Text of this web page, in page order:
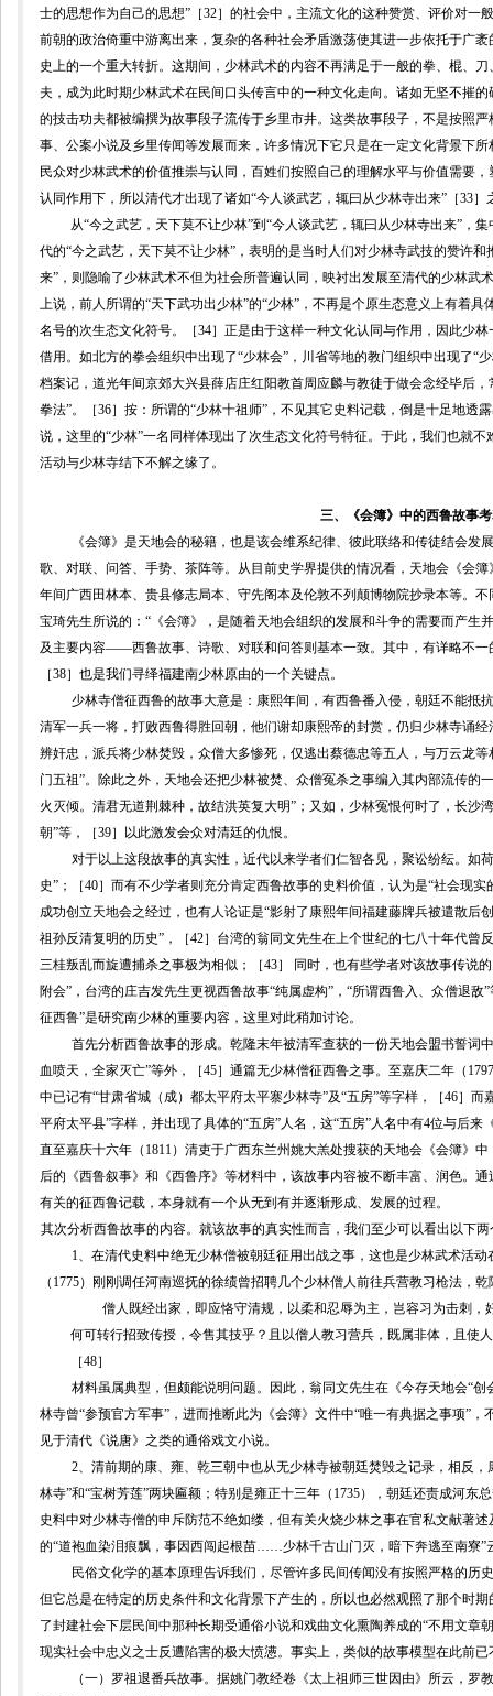
士的思想作为自己的思想”［32］的社会中，主流文化的这种赞赏、评价对一
前朝的政治倚重中游离出来，复杂的各种社会矛盾激荡使其进一步依托于广
史上的一个重大转折。这期间，少林武术的内容不再满足于一般的拳、棍、
夫，成为此时期少林武术在民间口头传言中的一种文化走向。诸如无坚不摧
的技击功夫都被编撰为故事段子流传于乡里市井。这类故事段子，不是按照
事、公案小说及乡里传闻等发展而来，许多情况下它只是在一定文化背景下
民众对少林武术的价值推崇与认同，百姓们按照自己的理解水平与价值需要
认同作用下，所以清代才出现了诸如“今人谈武艺，辄曰从少林寺出来” ［33］
从“今之武艺，天下莫不让少林”到“今人谈武艺，辄曰从少林寺出来” ，
代的“今之武艺，天下莫不让少林”，表明的是当时人们对少林寺武技的赞许和
来”，则隐喻了少林武术不但为社会所普遍认同，映衬出发展至清代的少林武
上说，前人所谓的“天下武功出少林”的“少林”， 不再是个原生态意义上有着具
名号的次生态文化符号。［34］正是由于这样一种文化认同与作用，因此少
借用。如北方的拳会组织中出现了“少林会”，川省等地的教门组织中出现了“
档案记，道光年间京郊大兴县薛店庄红阳教首周应麟与教徒于做会念经毕后
拳法”。［36］按：所谓的“少林十祖师”，不见其它史料记载，倒是十足地透
说，这里的“少林”一名同样体现出了次生态文化符号特征。于此，我们也就
活动与少林寺结下不解之缘了。
三、《会簿》中的西鲁故事
《会簿》是天地会的秘籍，也是该会维系纪律、彼此联络和传徒结会
歌、对联、问答、手势、茶阵等。从目前史学界提供的情况看，天地会《会
年间广西田林本、贵县修志局本、守先阁本及伦敦不列颠博物院抄录本等。
宝琦先生所说的：“《会簿》，是随着天地会组织的发展和斗争的需要而产生
及主要内容——西鲁故事、诗歌、对联和问答则基本一致。其中，有详略不一
［38］也是我们寻绎福建南少林原由的一个关键点。
少林寺僧征西鲁的故事大意是：康熙年间，有西鲁番入侵，朝廷不能抵
清军一兵一将，打败西鲁得胜回朝，他们谢却康熙帝的封赏，仍归少林寺诵
辨奸忠，派兵将少林焚毁，众僧大多惨死，仅逃出蔡德忠等五人，与万云龙
门五祖”。除此之外，天地会还把少林被焚、众僧冤杀之事编入其内部流传的
火灭倾。清君无道荆棘种，故结洪英复大明”；又如，少林冤恨何时了，长沙
朝”等，
［39］
以此激发会众对清廷的仇恨。
对于以上这段故事的真实性，近代以来学者们仁智各见，聚讼纷纭。如
史” ；［40］而有不少学者则充分肯定西鲁故事的史料价值，认为是“社会现实
成功创立天地会之经过， 也有人论证是“影射了康熙年间福建藤牌兵被遣散后
祖孙反清复明的历史”，［42］台湾的翁同文先生在上个世纪的七八十年代曾
三桂叛乱而旋遭捕杀之事极为相似；［43］
同时，也有些学者对该故事传说
附会”，台湾的庄吉发先生更视西鲁故事“纯属虚构”，“所谓西鲁入、众僧退敌
征西鲁”是研究南少林的重要内容，这里对此稍加讨论。
首先分析西鲁故事的形成。乾隆末年被清军查获的一份天地会盟书誓词
血喷天，全家灭亡”等外，
［45］ 通篇无少林僧征西鲁之事。至嘉庆二年（ 1797
中已记有“甘肃省城（成）都太平府太平寨少林寺”及“五房”等字样，
［46］而
平府太平县”字样，并出现了具体的“五房”人名，这“五房”人名中有4位与后来
直至嘉庆十六年（ 1811）清吏于广西东兰州姚大羔处搜获的天地会《会簿》
后的《西鲁叙事》和《西鲁序》等材料中，该故事内容被不断丰富、润色。
有关的征西鲁记载，本身就有一个从无到有并逐渐形成、发展的过程。
其次分析西鲁故事的内容。就该故事的真实性而言，我们至少可以看出以下两
1、在清代史料中绝无少林僧被朝廷征用出战之事，这也是少林武术活
（ 1775）刚刚调任河南巡抚的徐绩曾招聘几个少林僧人前往兵营教习枪法，
僧人既经出家，即应恪守清规，以柔和忍辱为主，岂容习为击刺
何可转行招致传授，令售其技乎？且以僧人教习营兵，既属非体，且使
［48］
材料虽属典型，但颇能说明问题。因此， 翁同文先生在 《今存天地会“
林寺曾“参预官方军事”，进而推断此为《会簿》文件中“唯一有典据之事项”
见于清代《说唐》之类的通俗戏文小说。
2、清前期的康、雍、乾三朝中也从无少林寺被朝廷焚毁之记录，相反，
林寺”和“宝树芳莲”两块匾额；特别是雍正十三年（ 1735），朝廷还责成河东
史料中对少林寺僧的申斥防范不绝如缕，但有关火烧少林之事在官私文献著
的“道袍血染泪痕飘，事因西闯起根苗……少林千古山门灭，暗下奔逃至南寮
民俗文化学的基本原理告诉我们，尽管许多民间传闻没有按照严格的历
但它总是在特定的历史条件和文化背景下产生的，所以也必然观照了那个时
了封建社会下层民间中那种长期受通俗小说和戏曲文化熏陶养成的“不用文章
现实社会中忠义之士反遭陷害的极大愤懑。事实上，类似的故事模型在此前
（一）罗祖退番兵故事。据姚门教经卷《太上祖师三世因由》所云，